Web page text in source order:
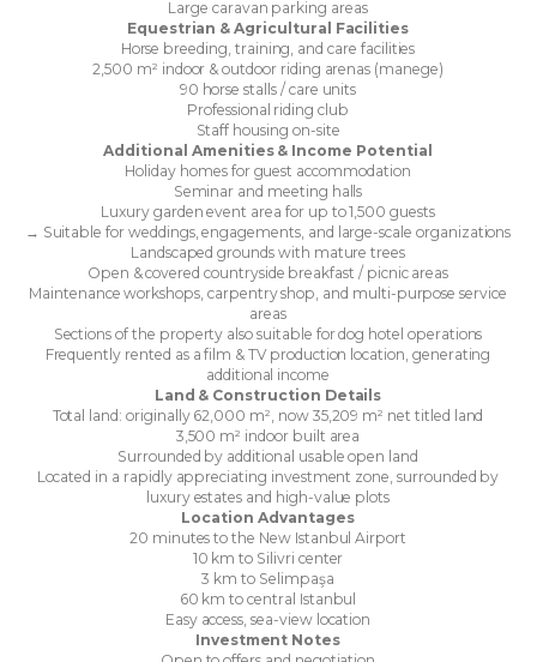
Large caravan parking areas
Equestrian & Agricultural Facilities
Horse breeding, training, and care facilities
2,500 m² indoor & outdoor riding arenas (manege)
90 horse stalls / care units
Professional riding club
Staff housing on-site
Additional Amenities & Income Potential
Holiday homes for guest accommodation
Seminar and meeting halls
Luxury garden event area for up to 1,500 guests
→ Suitable for weddings, engagements, and large-scale organizations
Landscaped grounds with mature trees
Open & covered countryside breakfast / picnic areas
Maintenance workshops, carpentry shop, and multi-purpose service
areas
Sections of the property also suitable for dog hotel operations
Frequently rented as a film & TV production location, generating
additional income
Land & Construction Details
Total land: originally 62,000 m², now 35,209 m² net titled land
3,500 m² indoor built area
Surrounded by additional usable open land
Located in a rapidly appreciating investment zone, surrounded by
luxury estates and high-value plots
Location Advantages
20 minutes to the New Istanbul Airport
10 km to Silivri center
3 km to Selimpaşa
60 km to central Istanbul
Easy access, sea-view location
Investment Notes